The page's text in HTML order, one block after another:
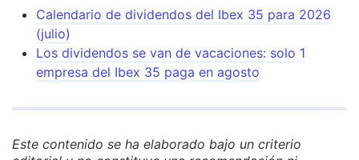
Calendario de dividendos del Ibex 35 para 2026
(julio)
Los dividendos se van de vacaciones: solo 1
empresa del Ibex 35 paga en agosto
Este contenido se ha elaborado bajo un criterio